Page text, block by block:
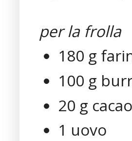
per la frolla
180 g
100 g
20 g
1 uovo